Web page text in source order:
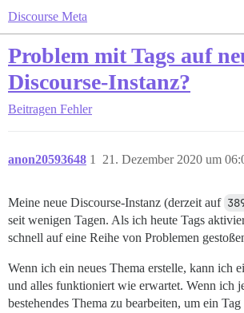
Discourse Meta
Problem mit Tags auf
Discourse-Instanz?
Beitragen Fehler
anon20593648 21. Dezember 2020 um
1
Meine neue Discourse-Instanz (derzeit auf
seit wenigen Tagen. Als ich heute Tags
schnell auf eine Reihe von Problemen
Wenn ich ein neues Thema erstelle, kann ich
und alles funktioniert wie erwartet. Wenn ich
bestehendes Thema zu bearbeiten, um ein